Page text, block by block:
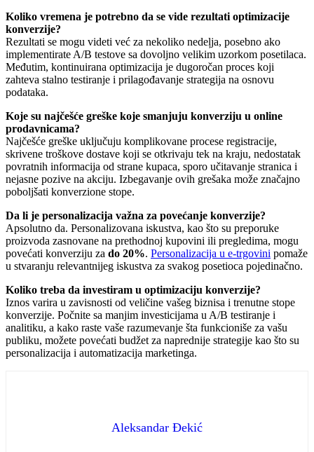
Koliko vremena je potrebno da se vide rezultati optimizacije
konverzije?
Rezultati se mogu videti već za nekoliko nedeļja, posebno ako
implementirate A/B testove sa dovoljno velikim uzorkom posetilaca.
Međutim, kontinuirana optimizacija je dugoročan proces koji
zahteva stalno testiranje i prilagođavanje strategija na osnovu
podataka.
Koje su najčešće greške koje smanjuju konverziju u online
prodavnicama?
Najčešće greške uključuju komplikovane procese registracije,
skrivene troškove dostave koji se otkrivaju tek na kraju, nedostatak
povratnih informacija od strane kupaca, sporo učitavanje stranica i
nejasne pozive na akciju. Izbegavanje ovih grešaka može značajno
poboljšati konverzione stope.
Da li je personalizacija važna za povećanje konverzije?
Apsolutno da. Personalizovana iskustva, kao što su preporuke
proizvoda zasnovane na prethodnoj kupovini ili pregledima, mogu
povećati konverziju za do 20%. Personalizacija u e-trgovini pomaže
u stvaranju relevantnijeg iskustva za svakog posetioca pojedinačno.
Koliko treba da investiram u optimizaciju konverzije?
Iznos varira u zavisnosti od veličine vašeg biznisa i trenutne stope
konverzije. Počnite sa manjim investicijama u A/B testiranje i
analitiku, a kako raste vaše razumevanje šta funkcioniše za vašu
publiku, možete povećati budžet za naprednije strategije kao što su
personalizacija i automatizacija marketinga.
Aleksandar Đekić